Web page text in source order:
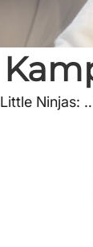
Little Ninjas: